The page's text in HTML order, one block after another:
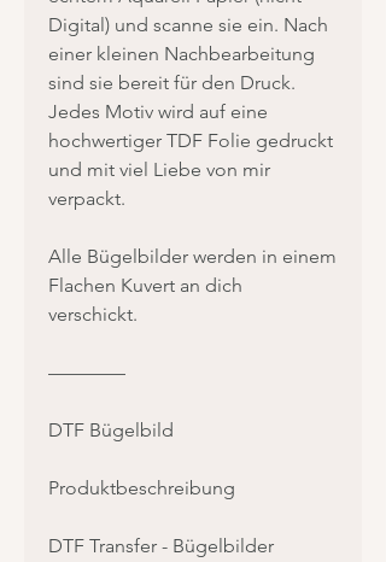
Digital) und scanne sie ein. Nach
einer kleinen Nachbearbeitung
sind sie bereit für den Druck.
Jedes Motiv wird auf eine
hochwertiger TDF Folie gedruckt
und mit viel Liebe von mir
verpackt.
Alle Bügelbilder werden in einem
Flachen Kuvert an dich
verschickt.
————
DTF Bügelbild
Produktbeschreibung
DTF Transfer - Bügelbilder